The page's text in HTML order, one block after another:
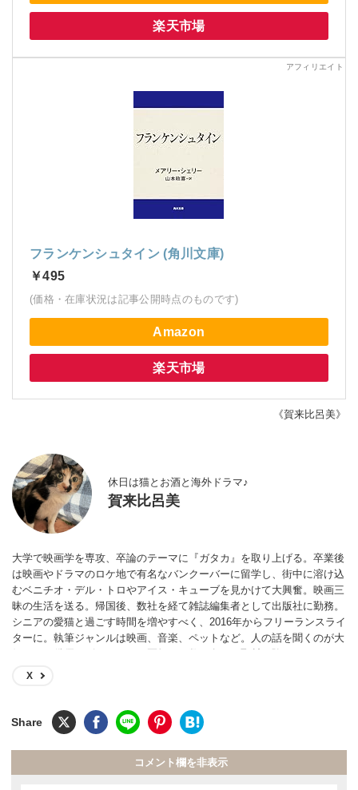
楽天市場
フランケンシュタイン (角川文庫)
￥495
(価格・在庫状況は記事公開時点のものです)
Amazon
楽天市場
《賀来比呂美》
休日は猫とお酒と海外ドラマ♪
賀来比呂美
大学で映画学を専攻、卒論のテーマに『ガタカ』を取り上げる。卒業後
は映画やドラマのロケ地で有名なバンクーバーに留学し、街中に溶け込
むベニチオ・デル・トロやアイス・キューブを見かけて大興奮。映画三
昧の生活を送る。帰国後、数社を経て雑誌編集者として出版社に勤務。
シニアの愛猫と過ごす時間を増やすべく、2016年からフリーランスライ
ターに。執筆ジャンルは映画、音楽、ペットなど。人の話を聞くのが大
X
コメント欄を非表示